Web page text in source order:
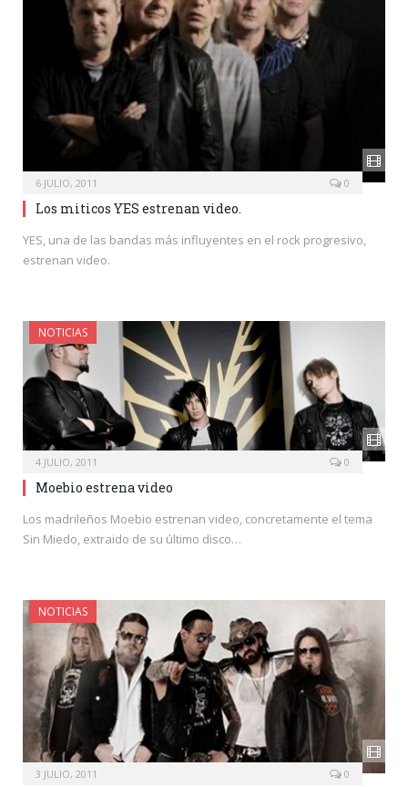
6 JULIO, 2011 0
Los miticos YES estrenan video.
YES, una de las bandas más influyentes en el rock progresivo,
estrenan video.
NOTICIAS
4 JULIO, 2011 0
Moebio estrena video
Los madrileños Moebio estrenan video, concretamente el tema
Sin Miedo, extraido de su último disco…
NOTICIAS
3 JULIO, 2011 0